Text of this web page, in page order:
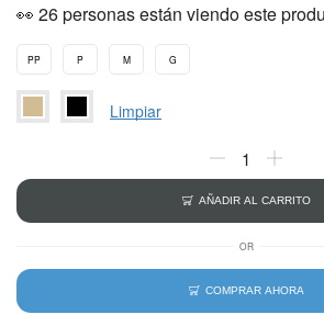
👀 26 personas están viendo este
PP P M G
Limpiar
AÑADIR AL CARRITO
OR
COMPRAR AHORA